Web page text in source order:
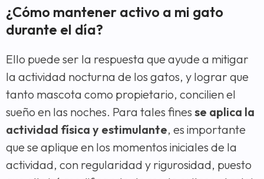
¿Cómo mantener activo a mi gato
durante el día?
Ello puede ser la respuesta que ayude a mitigar
la actividad nocturna de los gatos, y lograr que
tanto mascota como propietario, concilien el
sueño en las noches. Para tales fines se aplica la
actividad física y estimulante, es importante
que se aplique en los momentos iniciales de la
actividad, con regularidad y rigurosidad, puesto